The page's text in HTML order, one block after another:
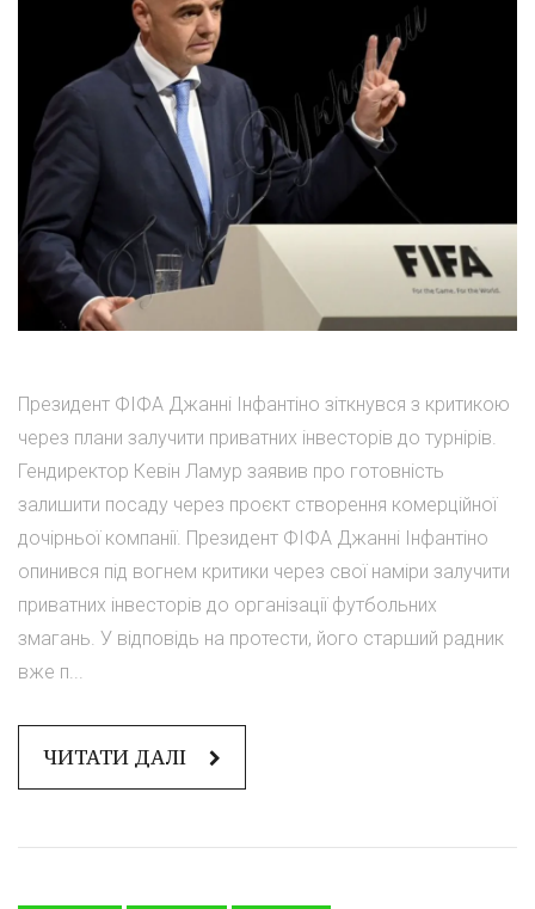
Президент ФІФА Джанні Інфантіно зіткнувся з критикою
через плани залучити приватних інвесторів до турнірів.
Гендиректор Кевін Ламур заявив про готовність
залишити посаду через проєкт створення комерційної
дочірньої компанії. Президент ФІФА Джанні Інфантіно
опинився під вогнем критики через свої наміри залучити
приватних інвесторів до організації футбольних
змагань. У відповідь на протести, його старший радник
вже п...
ЧИТАТИ ДАЛІ